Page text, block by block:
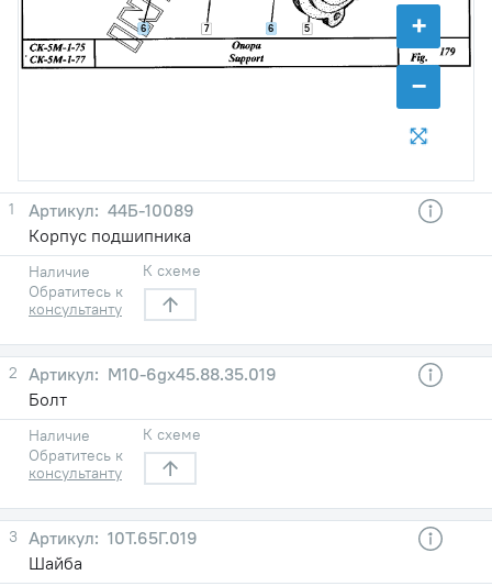
+
−
5
6 6
7
1
44Б-10089
Корпус подшипника
Наличие
Обратитесь к
консультанту
К схеме
2
М10-6gх45.88.35.019
Болт
Наличие
Обратитесь к
консультанту
К схеме
3
10Т.65Г.019
Шайба